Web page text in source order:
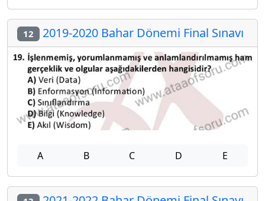
12 2019-2020 Bahar Dönemi Final Sınavı
A B C D E